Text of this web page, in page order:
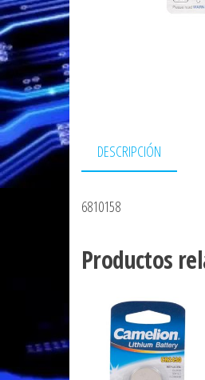
DESCRIPCIÓN
6810158
Productos